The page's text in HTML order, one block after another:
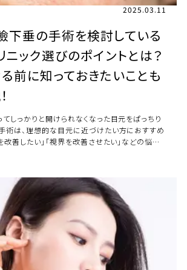
2025.03.11
下垂の手術を検討している
ニック選びのポイントとは？
前に知っておきたいことも
しっかりと開けられなくなった目元をぱっちり
術は、理想的な目元に近づけたい方におすすめ
改善したい」「視界を改善させたい」などの悩み